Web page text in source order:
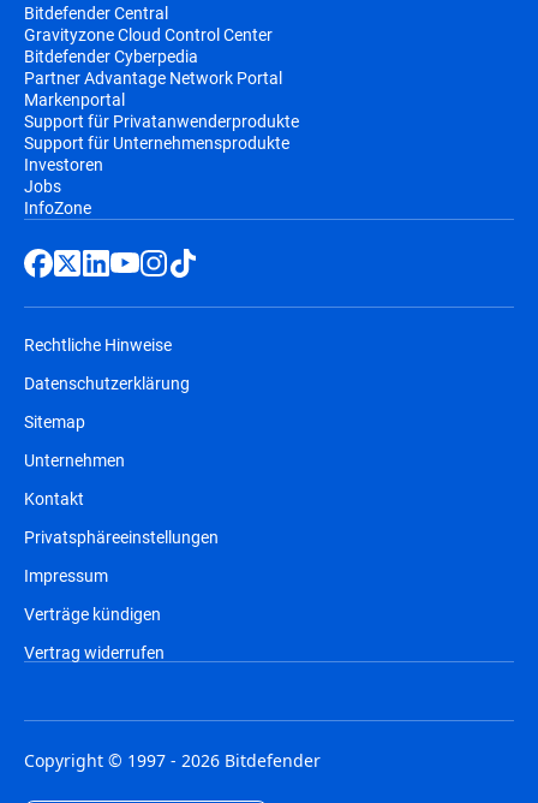
Bitdefender Central
Gravityzone Cloud Control Center
Bitdefender Cyberpedia
Partner Advantage Network Portal
Markenportal
Support für Privatanwenderprodukte
Support für Unternehmensprodukte
Investoren
Jobs
InfoZone
Rechtliche Hinweise
Datenschutzerklärung
Sitemap
Unternehmen
Kontakt
Privatsphäreeinstellungen
Impressum
Verträge kündigen
Vertrag widerrufen
Copyright © 1997 - 2026 Bitdefender